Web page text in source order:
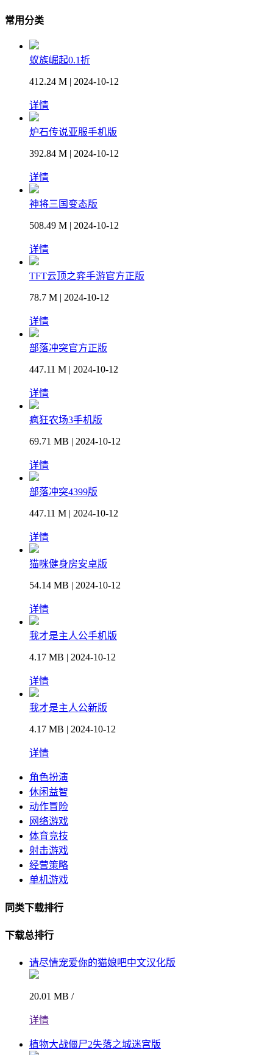
常用分类
蚁族崛起0.1折
412.24 M | 2024-10-12
详情
炉石传说亚服手机版
392.84 M | 2024-10-12
详情
神将三国变态版
508.49 M | 2024-10-12
详情
TFT云顶之弈手游官方正版
78.7 M | 2024-10-12
详情
部落冲突官方正版
447.11 M | 2024-10-12
详情
疯狂农场3手机版
69.71 MB | 2024-10-12
详情
部落冲突4399版
447.11 M | 2024-10-12
详情
猫咪健身房安卓版
54.14 MB | 2024-10-12
详情
我才是主人公手机版
4.17 MB | 2024-10-12
详情
我才是主人公新版
4.17 MB | 2024-10-12
详情
角色扮演
休闲益智
动作冒险
网络游戏
体育竞技
射击游戏
经营策略
单机游戏
同类下载排行
下载总排行
请尽情宠爱你的猫娘吧中文汉化版
20.01 MB /
详情
植物大战僵尸2失落之城迷宫版